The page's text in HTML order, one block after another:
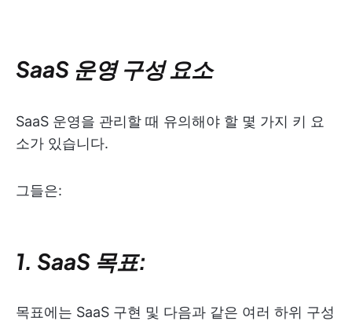
SaaS 운영 구성 요소
SaaS 운영을 관리할 때 유의해야 할 몇 가지 키 요
소가 있습니다.
그들은:
1. SaaS 목표:
목표에는 SaaS 구현 및 다음과 같은 여러 하위 구성